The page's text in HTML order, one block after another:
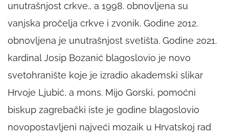
unutrašnjost crkve., a 1998. obnovljena su
vanjska pročelja crkve i zvonik. Godine 2012.
obnovljena je unutrašnjost svetišta. Godine 2021.
kardinal Josip Bozanić blagoslovio je novo
svetohranište koje je izradio akademski slikar
Hrvoje Ljubić, a mons. Mijo Gorski, pomoćni
biskup zagrebački iste je godine blagoslovio
novopostavljeni najveći mozaik u Hrvatskoj rad